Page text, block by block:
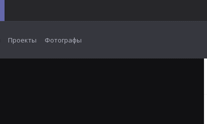
Проекты Фотографы